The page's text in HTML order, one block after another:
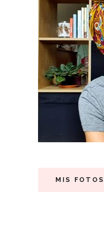
MIS